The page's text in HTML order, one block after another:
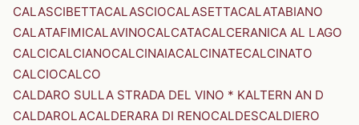
CALASCIBETTACALASCIOCALASETTACALATABIANO
CALATAFIMICALAVINOCALCATACALCERANICA AL LAGO
CALCICALCIANOCALCINAIACALCINATECALCINATO
CALCIOCALCO
CALDARO SULLA STRADA DEL VINO * KALTERN AN D
CALDAROLACALDERARA DI RENOCALDESCALDIERO